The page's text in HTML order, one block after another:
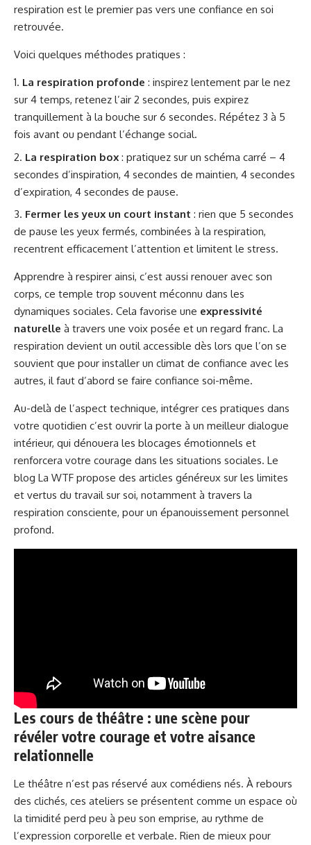
respiration est le premier pas vers une confiance en soi
retrouvée.
Voici quelques méthodes pratiques :
La respiration profonde : inspirez lentement par le nez
sur 4 temps, retenez l’air 2 secondes, puis expirez
tranquillement à la bouche sur 6 secondes. Répétez 3 à 5
fois avant ou pendant l’échange social.
La respiration box : pratiquez sur un schéma carré – 4
secondes d’inspiration, 4 secondes de maintien, 4 secondes
d’expiration, 4 secondes de pause.
Fermer les yeux un court instant : rien que 5 secondes
de pause les yeux fermés, combinées à la respiration,
recentrent efficacement l’attention et limitent le stress.
Apprendre à respirer ainsi, c’est aussi renouer avec son
corps, ce temple trop souvent méconnu dans les
dynamiques sociales. Cela favorise une expressivité
naturelle à travers une voix posée et un regard franc. La
respiration devient un outil accessible dès lors que l’on se
souvient que pour installer un climat de confiance avec les
autres, il faut d’abord se faire confiance soi-même.
Au-delà de l’aspect technique, intégrer ces pratiques dans
votre quotidien c’est ouvrir la porte à un meilleur dialogue
intérieur, qui dénouera les blocages émotionnels et
renforcera votre courage dans les situations sociales. Le
blog La WTF propose des articles généreux sur les limites
et vertus du travail sur soi, notamment à travers la
respiration consciente, pour un épanouissement personnel
profond.
Les cours de théâtre : une scène pour
révéler votre courage et votre aisance
relationnelle
Le théâtre n’est pas réservé aux comédiens nés. À rebours
des clichés, ces ateliers se présentent comme un espace où
la timidité perd peu à peu son emprise, au rythme de
l’expression corporelle et verbale. Rien de mieux pour